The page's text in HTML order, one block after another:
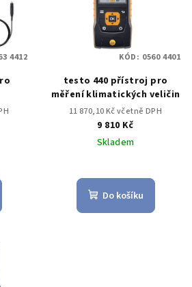
4412
testo 440 přístroj pro
měření klimatických veličin
11 870,10 Kč včetně DPH
9 810 Kč
Skladem
Do košíku
KÓD: 0560 4401